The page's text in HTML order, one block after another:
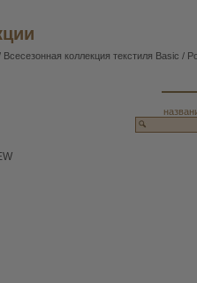
Всесезонная коллекция текстиля Basic /